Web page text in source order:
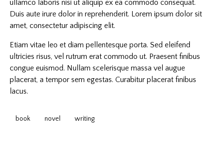
ullamco laboris nisi ut aliquip ex ea commodo consequat.
Duis aute irure dolor in reprehenderit. Lorem ipsum dolor sit
amet, consectetur adipiscing elit.
Etiam vitae leo et diam pellentesque porta. Sed eleifend
ultricies risus, vel rutrum erat commodo ut. Praesent finibus
congue euismod. Nullam scelerisque massa vel augue
placerat, a tempor sem egestas. Curabitur placerat finibus
lacus.
book novel writing